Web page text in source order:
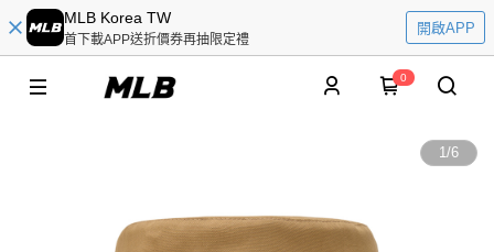
MLB Korea TW
首下載APP送折價券再抽限定禮
開啟APP
0
1/6